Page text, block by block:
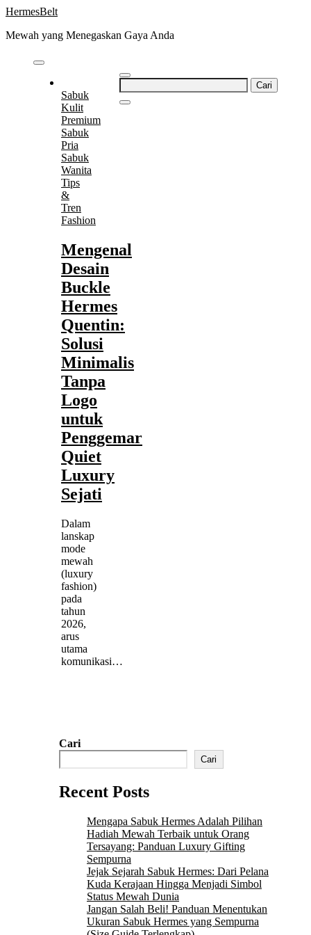
Skip
content
HermesBelt
Mewah yang Menegaskan Gaya Anda
Cari
untuk:
Sabuk
Kulit
Premium
Sabuk
Pria
Sabuk
Wanita
Tips
&
Tren
Fashion
Mengenal
Desain
Buckle
Hermes
Quentin:
Solusi
Minimalis
Tanpa
Logo
untuk
Penggemar
Quiet
Luxury
Sejati
Dalam
lanskap
mode
mewah
(luxury
fashion)
pada
tahun
2026,
arus
utama
komunikasi…
Cari
Cari
Recent Posts
Mengapa Sabuk Hermes Adalah Pilihan
Hadiah Mewah Terbaik untuk Orang
Tersayang: Panduan Luxury Gifting
Sempurna
Jejak Sejarah Sabuk Hermes: Dari Pelana
Kuda Kerajaan Hingga Menjadi Simbol
Status Mewah Dunia
Jangan Salah Beli! Panduan Menentukan
Ukuran Sabuk Hermes yang Sempurna